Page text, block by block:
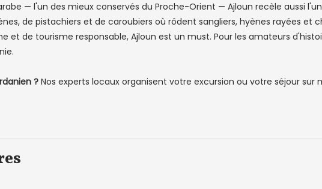
— l'un des mieux conservés du Proche-Orient — Ajloun recèle aussi
de pistachiers et de caroubiers où rôdent sangliers, hyènes rayées et
et de tourisme responsable, Ajloun est un must. Pour les amateurs
?Nos experts locaux organisent votre excursion ou votre séjour sur